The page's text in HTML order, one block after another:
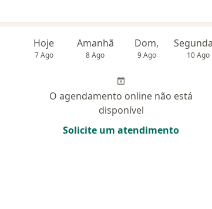
Hoje
7 Ago
Amanhã
8 Ago
Dom,
9 Ago 10 Ago
O agendamento online não está
disponível
Solicite um atendimento